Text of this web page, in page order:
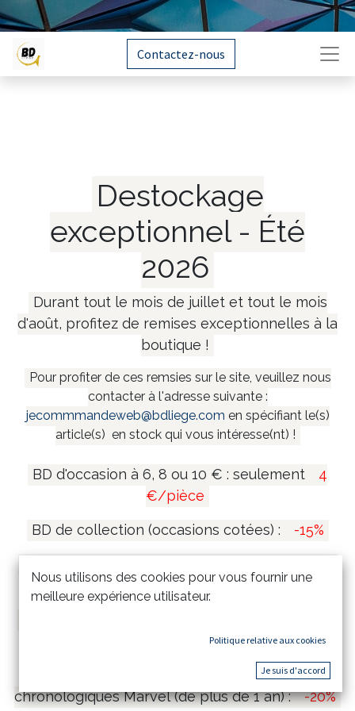
Contactez-nous
Destockage
exceptionnel - Été
2026
Durant tout le mois de juillet et tout le mois
d'août, profitez de remises exceptionnelles à la
boutique !
Pour profiter de ces remsies sur le site, veuillez nous
contacter à l'adresse suivante :
jecommmandeweb@bdliege.com en spécifiant le(s)
article(s) en stock qui vous intéresse(nt) !
BD d'occasion à 6, 8 ou 10 € : seulement
4
€/pièce
BD de collection (occasions cotées) : -15%
:
-20%
-15%
Comics Marvel Omnibus & Intégrales
chronologiques Marvel (de plus de 1 an) : -20%
Nous utilisons des cookies pour vous fournir une
meilleure expérience utilisateur.
Politique relative aux cookies
Je suis d'accord